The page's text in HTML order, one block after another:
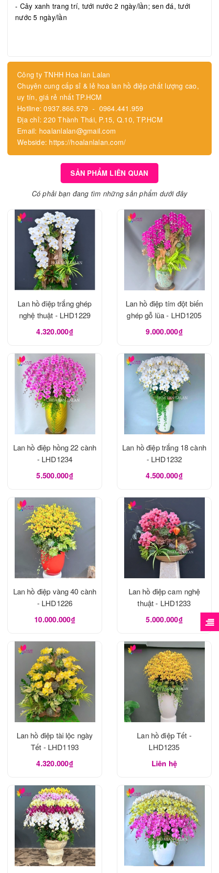
- Cây xanh trang trí, tưới nước 2 ngày/lần; sen đá, tưới
nước 5 ngày/lần
Công ty TNHH Hoa lan Lalan
Chuyên cung cấp sỉ & lẻ hoa lan hồ điệp chất lượng cao,
uy tín, giá rẻ nhất TP.HCM
Hotline: 0937.866.579 - 0964.441.959
Địa chỉ: 220 Thành Thái, P.15, Q.10, TP.HCM
Email: hoalanlalan@gmail.com
Webside: https://hoalanlalan.com/
SẢN PHẨM LIÊN QUAN
Có phải bạn đang tìm những sản phẩm dưới đây
Lan hồ điệp trắng ghép
nghệ thuật - LHD1229
4.320.000₫
Lan hồ điệp tím đột biến
ghép gỗ lũa - LHD1205
9.000.000₫
Lan hồ điệp hồng 22 cành
- LHD1234
5.500.000₫
Lan hồ điệp trắng 18 cành
- LHD1232
4.500.000₫
Lan hồ điệp vàng 40 cành
- LHD1226
10.000.000₫
Lan hồ điệp cam nghệ
thuật - LHD1233
5.000.000₫
Lan hồ điệp tài lộc ngày
Tết - LHD1193
4.320.000₫
Lan hồ điệp Tết -
LHD1235
Liên hệ